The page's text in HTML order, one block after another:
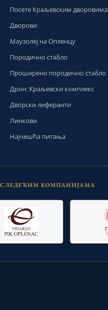
Посете Краљевским дворовима
Дворови
Маузолеј на Опленцу
Породично стабло
Проширено породично стабло
Дрон: Краљевски комплекс
Дворски лиферанти
Линкови
Најчешћа питања
КОМПАНИЈАМА